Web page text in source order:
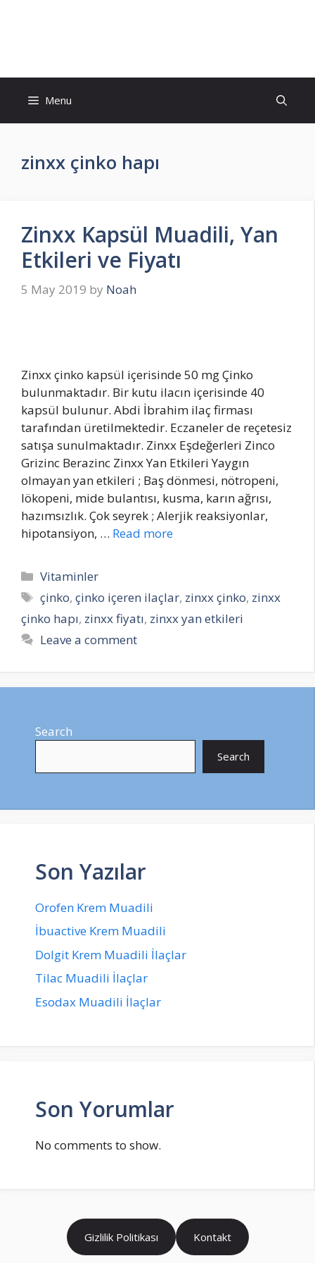
Menu
zinxx çinko hapı
Zinxx Kapsül Muadili, Yan
Etkileri ve Fiyatı
5 May 2019 by Noah
Zinxx çinko kapsül içerisinde 50 mg Çinko
bulunmaktadır. Bir kutu ilacın içerisinde 40
kapsül bulunur. Abdi İbrahim ilaç firması
tarafından üretilmektedir. Eczaneler de reçetesiz
satışa sunulmaktadır. Zinxx Eşdeğerleri Zinco
Grizinc Berazinc Zinxx Yan Etkileri Yaygın
olmayan yan etkileri ; Baş dönmesi, nötropeni,
lökopeni, mide bulantısı, kusma, karın ağrısı,
hazımsızlık. Çok seyrek ; Alerjik reaksiyonlar,
hipotansiyon, … Read more
Categories
Vitaminler
Tags
çinko,çinko içeren ilaçlar, zinxx çinko, zinxx
çinko hapı, zinxx fiyatı, zinxx yan etkileri
Leave a comment
Search
Search
Son Yazılar
Orofen Krem Muadili
İbuactive Krem Muadili
Dolgit Krem Muadili İlaçlar
Tilac Muadili İlaçlar
Esodax Muadili İlaçlar
Son Yorumlar
No comments to show.
Gizlilik Politikası Kontakt